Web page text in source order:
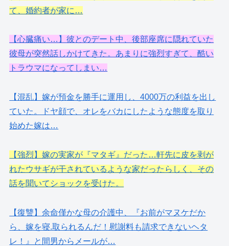
て、婚約者が家に…
【心臓痛い…】彼とのデート中、後部座席に隠れていた
彼母が突然話しかけてきた。あまりに強烈すぎて、酷い
トラウマになってしまい…
【混乱】嫁が預金を勝手に運用し、4000万の利益を出し
ていた。ドヤ顔で、オレをバカにしたような態度を取り
始めた嫁は…
【強烈】嫁の実家が『マタギ』だった…軒先に皮を剥が
れたウサギが干されているような家だったらしく、その
話を聞いてショックを受けた。
【復讐】余命僅かな母の介護中、『お前がマヌケだか
ら、嫁を寝.取られるんだ！慰謝料も請求できないヘタ
レ！』と間男からメールが…